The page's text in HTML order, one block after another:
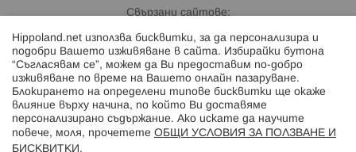
Свързани сайтове:
Hippoland.ro
Последвайте ни:
Hippoland.net използва бисквитки, за да персонализира и
подобри Вашето изживяване в сайта. Избирайки бутона
“Съгласявам се”, можем да Ви предоставим по-добро
изживяване по време на Вашето онлайн пазаруване.
Блокирането на определени типове бисквитки ще окаже
влияние върху начина, по който Ви доставяме
персонализирано съдържание. Ако искате да научите
повече, моля, прочетете ОБЩИ УСЛОВИЯ ЗА ПОЛЗВАНЕ И
БИСКВИТКИ .